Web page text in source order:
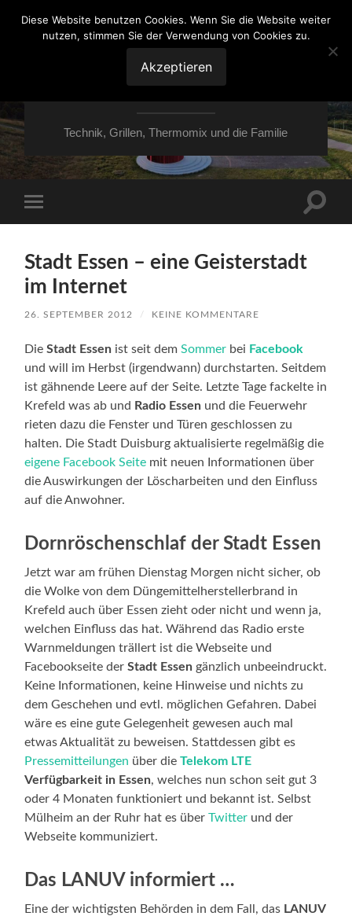
VON ESSEN ÜBER
HESSEN NACH
MOERS
Technik, Grillen, Thermomix und die Familie
Menü
Stadt Essen – eine Geisterstadt
im Internet
26. SEPTEMBER 2012 / KEINE KOMMENTARE
DieStadt Essen ist seit demSommer bei Facebook
und will im Herbst (irgendwann) durchstarten. Seitdem
ist gähnende Leere auf der Seite. Letzte Tage fackelte in
Krefeld was ab und Radio Essen und die Feuerwehr
rieten dazu die Fenster und Türen geschlossen zu
halten. Die Stadt Duisburg aktualisierte regelmäßig die
eigene Facebook Seite mit neuen Informationen über
die Auswirkungen der Löscharbeiten und den Einfluss
auf die Anwohner.
Dornröschenschlaf der Stadt Essen
Jetzt war am frühen Dienstag Morgen nicht sicher, ob
die Wolke von dem Düngemittelherstellerbrand in
Krefeld auch über Essen zieht oder nicht und wenn ja,
welchen Einfluss das hat. Während das Radio erste
Warnmeldungen trällert ist die Webseite und
Facebookseite derStadt Essen gänzlich unbeeindruckt.
Keine Informationen, keine Hinweise und nichts zu
dem Geschehen und evtl. möglichen Gefahren. Dabei
wäre es eine gute Gelegenheit gewesen auch mal
etwas Aktualität zu beweisen. Stattdessen gibt es
Pressemitteilungen über dieTelekom LTE
Verfügbarkeit in Essen, welches nun schon seit gut 3
oder 4 Monaten funktioniert und bekannt ist. Selbst
Mülheim an der Ruhr hat es überTwitter und der
Webseite kommuniziert.
Das LANUV informiert …
Eine der wichtigsten Behörden in dem Fall, das LANUV
Diese Website benutzen Cookies. Wenn Sie die Website weiter
nutzen, stimmen Sie der Verwendung von Cookies zu.
Akzeptieren